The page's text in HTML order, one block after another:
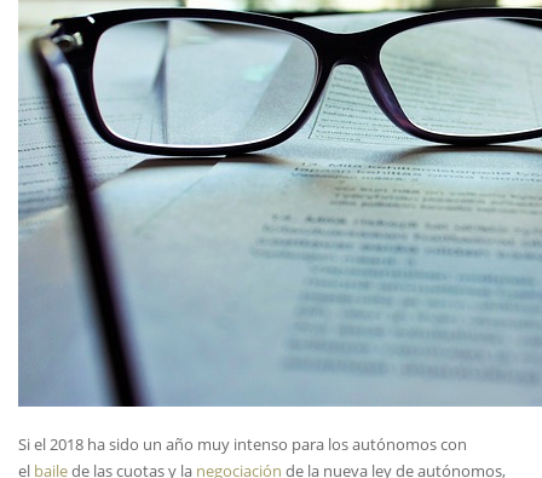
Si el 2018 ha sido un año muy intenso para los autónomos con
el bailede las cuotas y la negociación de la nueva ley de autónomos,